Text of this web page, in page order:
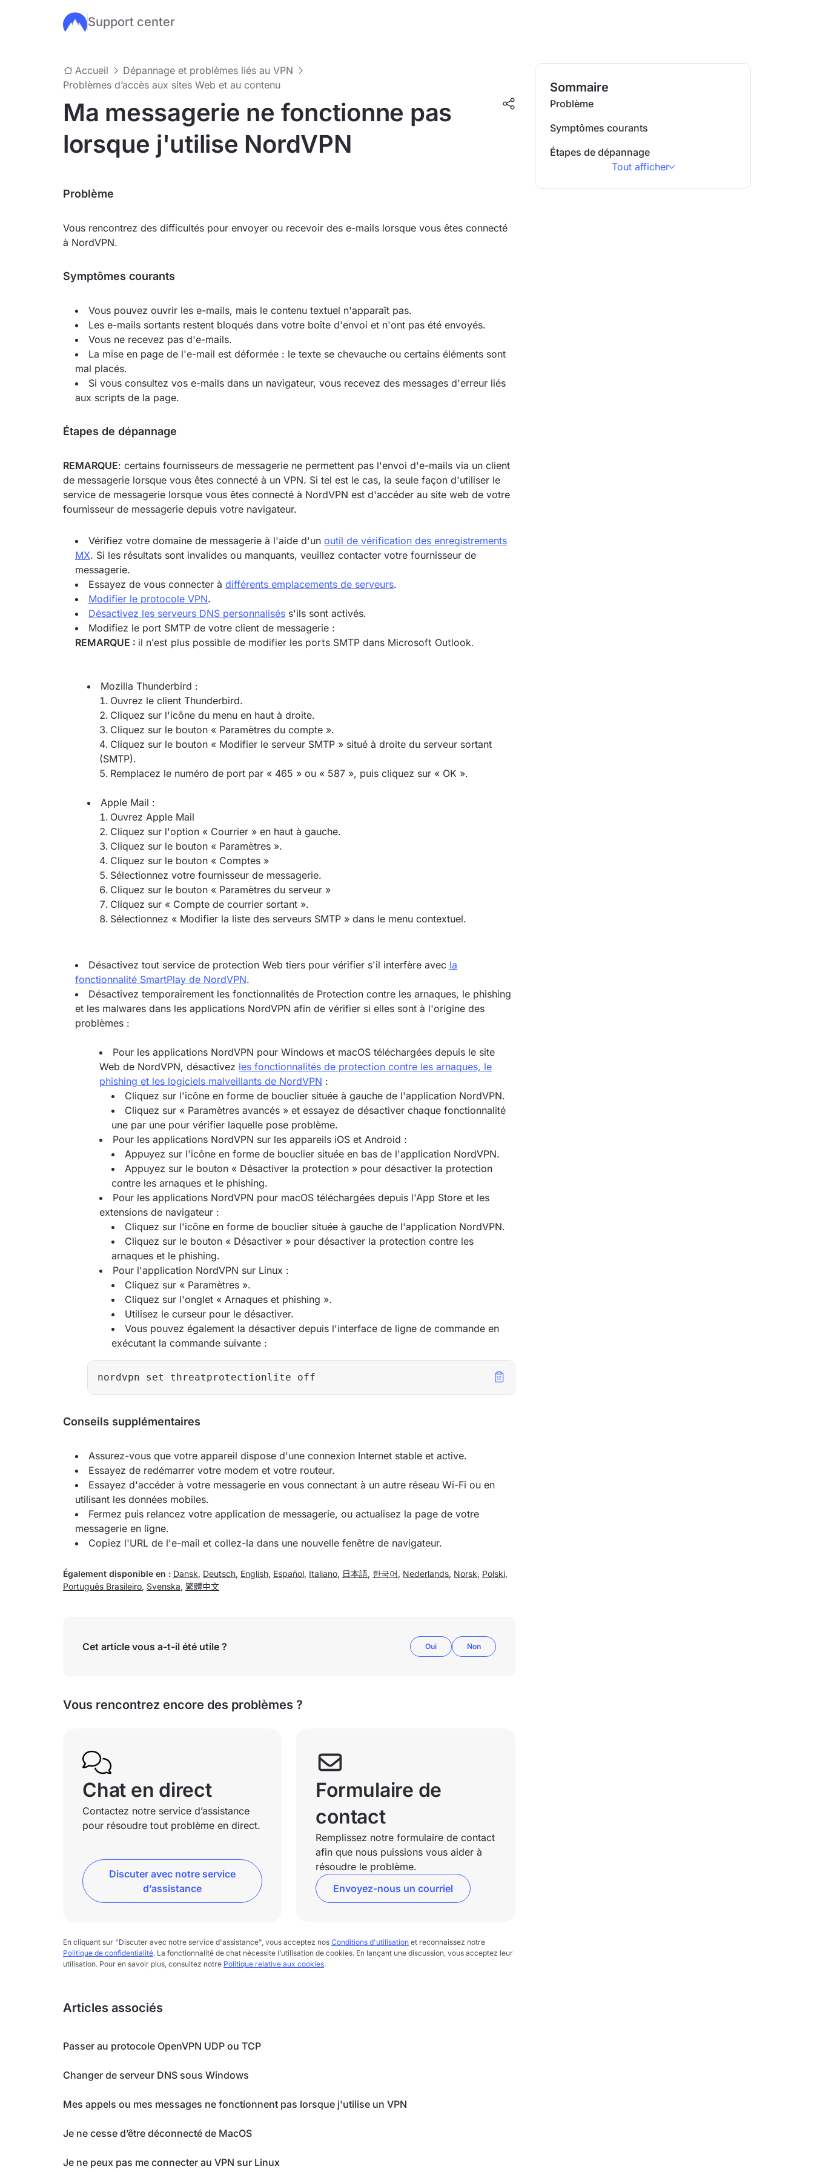
Passer au contenu principal
Support center
Accueil
Dépannage et problèmes liés au VPN
Problèmes d’accès aux sites Web et au contenu
Ma messagerie ne fonctionne pas
lorsque j'utilise NordVPN
Problème
Vous rencontrez des difficultés pour envoyer ou recevoir des e-mails lorsque vous êtes connecté
à NordVPN.
Symptômes courants
Vous pouvez ouvrir les e-mails, mais le contenu textuel n'apparaît pas.
Les e-mails sortants restent bloqués dans votre boîte d'envoi et n'ont pas été envoyés.
Vous ne recevez pas d'e-mails.
La mise en page de l'e-mail est déformée : le texte se chevauche ou certains éléments sont
mal placés.
Si vous consultez vos e-mails dans un navigateur, vous recevez des messages d'erreur liés
aux scripts de la page.
Étapes de dépannage
REMARQUE: certains fournisseurs de messagerie ne permettent pas l'envoi d'e-mails via un client
de messagerie lorsque vous êtes connecté à un VPN. Si tel est le cas, la seule façon d'utiliser le
service de messagerie lorsque vous êtes connecté à NordVPN est d'accéder au site web de votre
fournisseur de messagerie depuis votre navigateur.
Vérifiez votre domaine de messagerie à l'aide d'un outil de vérification des enregistrements
MX. Si les résultats sont invalides ou manquants, veuillez contacter votre fournisseur de
messagerie.
Essayez de vous connecter à différents emplacements de serveurs.
Modifier le protocole VPN.
Désactivez les serveurs DNS personnalisés s'ils sont activés.
Modifiez le port SMTP de votre client de messagerie :
REMARQUE : il n'est plus possible de modifier les ports SMTP dans Microsoft Outlook.
Mozilla Thunderbird :
Ouvrez le client Thunderbird.
Cliquez sur l'icône du menu en haut à droite.
Cliquez sur le bouton « Paramètres du compte ».
Cliquez sur le bouton « Modifier le serveur SMTP » situé à droite du serveur sortant
(SMTP).
Remplacez le numéro de port par « 465 » ou « 587 », puis cliquez sur « OK ».
Apple Mail :
Ouvrez Apple Mail
Cliquez sur l'option « Courrier » en haut à gauche.
Cliquez sur le bouton « Paramètres ».
Cliquez sur le bouton « Comptes »
Sélectionnez votre fournisseur de messagerie.
Cliquez sur le bouton « Paramètres du serveur »
Cliquez sur « Compte de courrier sortant ».
Sélectionnez « Modifier la liste des serveurs SMTP » dans le menu contextuel.
Désactivez tout service de protection Web tiers pour vérifier s'il interfère avec la
fonctionnalité SmartPlay de NordVPN.
Désactivez temporairement les fonctionnalités de Protection contre les arnaques, le phishing
et les malwares dans les applications NordVPN afin de vérifier si elles sont à l'origine des
problèmes :
Pour les applications NordVPN pour Windows et macOS téléchargées depuis le site
Web de NordVPN, désactivez les fonctionnalités de protection contre les arnaques, le
phishing et les logiciels malveillants de NordVPN :
Cliquez sur l'icône en forme de bouclier située à gauche de l'application NordVPN.
Cliquez sur « Paramètres avancés » et essayez de désactiver chaque fonctionnalité
une par une pour vérifier laquelle pose problème.
Pour les applications NordVPN sur les appareils iOS et Android :
Appuyez sur l'icône en forme de bouclier située en bas de l'application NordVPN.
Appuyez sur le bouton « Désactiver la protection » pour désactiver la protection
contre les arnaques et le phishing.
Pour les applications NordVPN pour macOS téléchargées depuis l'App Store et les
extensions de navigateur :
Cliquez sur l'icône en forme de bouclier située à gauche de l'application NordVPN.
Cliquez sur le bouton « Désactiver » pour désactiver la protection contre les
arnaques et le phishing.
Pour l'application NordVPN sur Linux :
Cliquez sur « Paramètres ».
Cliquez sur l'onglet « Arnaques et phishing ».
Utilisez le curseur pour le désactiver.
Vous pouvez également la désactiver depuis l'interface de ligne de commande en
exécutant la commande suivante :
nordvpn set threatprotectionlite off
Conseils supplémentaires
Assurez-vous que votre appareil dispose d'une connexion Internet stable et active.
Essayez de redémarrer votre modem et votre routeur.
Essayez d'accéder à votre messagerie en vous connectant à un autre réseau Wi-Fi ou en
utilisant les données mobiles.
Fermez puis relancez votre application de messagerie, ou actualisez la page de votre
messagerie en ligne.
Copiez l'URL de l'e-mail et collez-la dans une nouvelle fenêtre de navigateur.
Également disponible en : Dansk, Deutsch, English, Español, Italiano, 日本語, 한국어 , Nederlands, Norsk, Polski,
Português Brasileiro, Svenska, 繁體中文
Cet article vous a-t-il été utile ? Oui Non
Vous rencontrez encore des problèmes ?
Chat en direct
Contactez notre service d’assistance
pour résoudre tout problème en direct.
Discuter avec notre service
d’assistance
Formulaire de
contact
Remplissez notre formulaire de contact
afin que nous puissions vous aider à
résoudre le problème.
Envoyez-nous un courriel
En cliquant sur "Discuter avec notre service d'assistance", vous acceptez nos Conditions d'utilisation et reconnaissez notre
Politique de confidentialité. La fonctionnalité de chat nécessite l’utilisation de cookies. En lançant une discussion, vous acceptez leur
utilisation. Pour en savoir plus, consultez notre Politique relative aux cookies.
Articles associés
Passer au protocole OpenVPN UDP ou TCP
Changer de serveur DNS sous Windows
Mes appels ou mes messages ne fonctionnent pas lorsque j'utilise un VPN
Je ne cesse d’être déconnecté de MacOS
Je ne peux pas me connecter au VPN sur Linux
Sommaire
Problème
Symptômes courants
Étapes de dépannage
Tout afficher